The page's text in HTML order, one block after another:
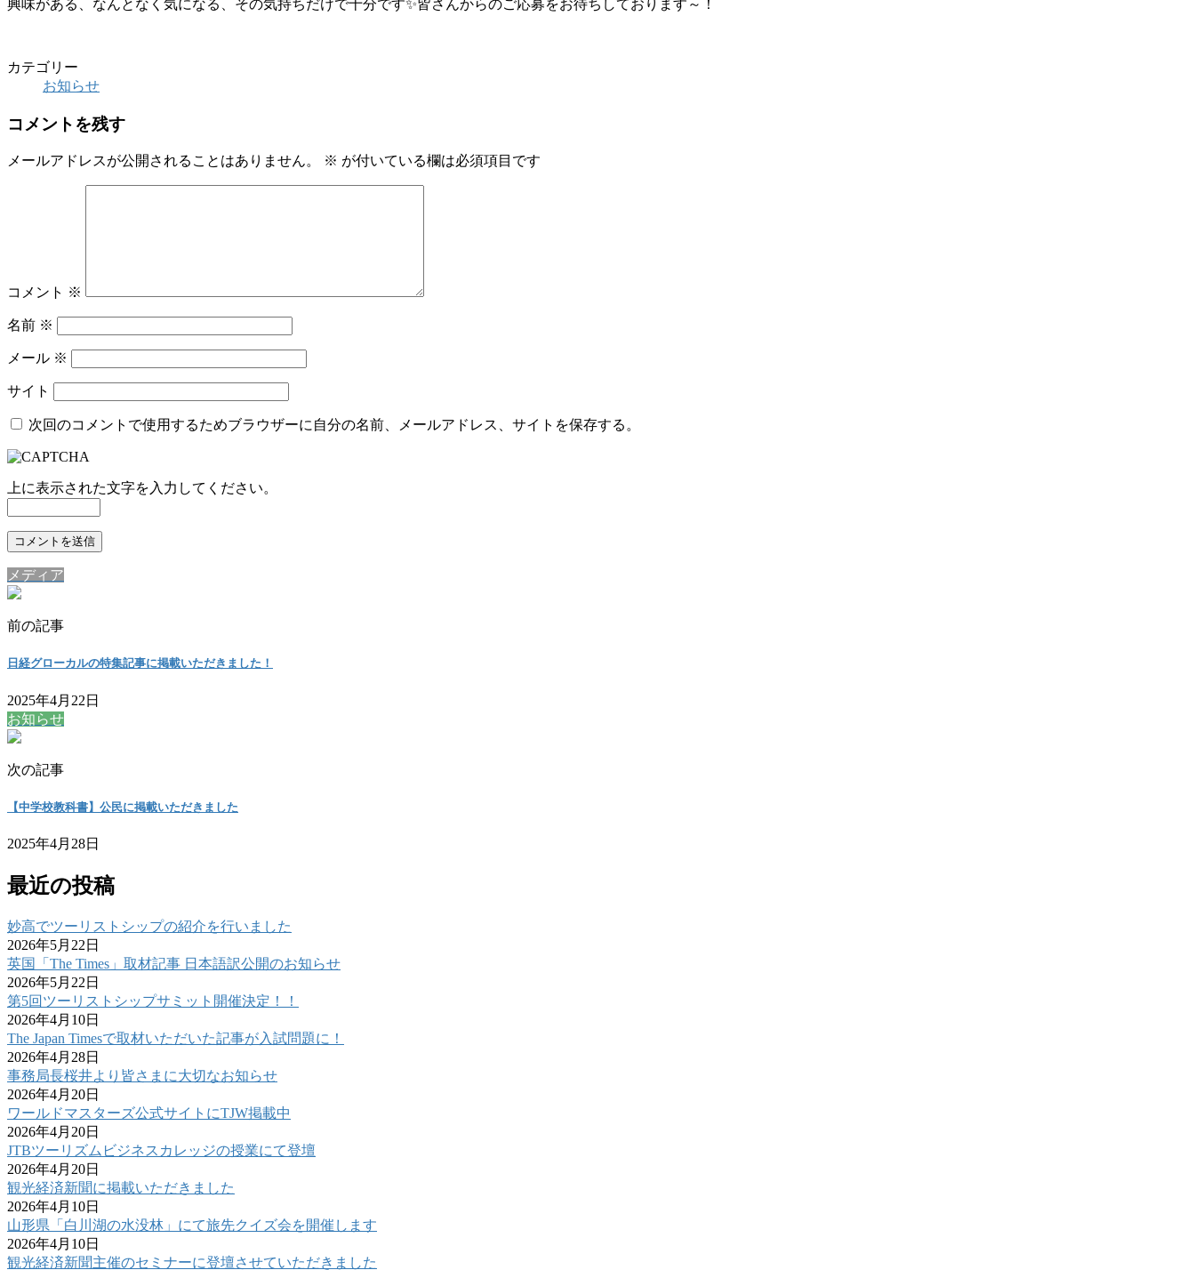
興味がある、なんとなく気になる、その気持ちだけで十分です✨皆さんからのご応募をお待ちしております～！
カテゴリー
お知らせ
コメントを残す
メールアドレスが公開されることはありません。 ※ が付いている欄は必須項目です
コメント ※
名前 ※
メール ※
サイト
次回のコメントで使用するためブラウザーに自分の名前、メールアドレス、サイトを保存する。
上に表示された文字を入力してください。
メディア
前の記事
日経グローカルの特集記事に掲載いただきました！
2025年4月22日
お知らせ
次の記事
【中学校教科書】公民に掲載いただきました
2025年4月28日
最近の投稿
妙高でツーリストシップの紹介を行いました
2026年5月22日
英国「The Times」取材記事 日本語訳公開のお知らせ
2026年5月22日
第5回ツーリストシップサミット開催決定！！
2026年4月10日
The Japan Timesで取材いただいた記事が入試問題に！
2026年4月28日
事務局長桜井より皆さまに大切なお知らせ
2026年4月20日
ワールドマスターズ公式サイトにTJW掲載中
2026年4月20日
JTBツーリズムビジネスカレッジの授業にて登壇
2026年4月20日
観光経済新聞に掲載いただきました
2026年4月10日
山形県「白川湖の水没林」にて旅先クイズ会を開催します
2026年4月10日
観光経済新聞主催のセミナーに登壇させていただきました